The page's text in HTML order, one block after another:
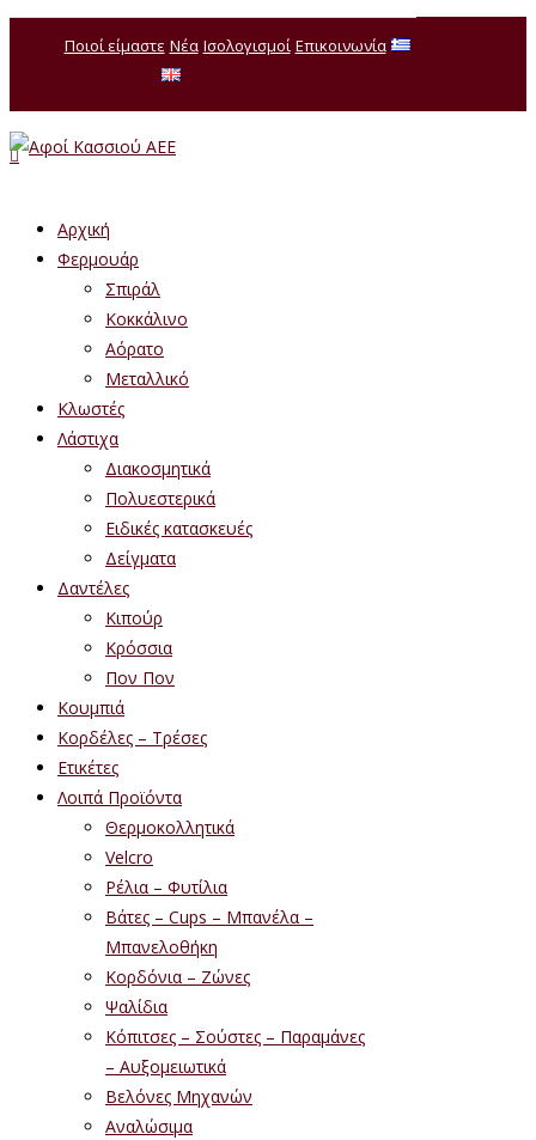
Ποιοί είμαστε Νέα Ισολογισμοί Επικοινωνία
Αρχική
Φερμουάρ
Σπιράλ
Κοκκάλινο
Αόρατο
Μεταλλικό
Κλωστές
Λάστιχα
Διακοσμητικά
Πολυεστερικά
Ειδικές κατασκευές
Δείγματα
Δαντέλες
Κιπούρ
Κρόσσια
Πον Πον
Κουμπιά
Κορδέλες – Τρέσες
Ετικέτες
Λοιπά Προϊόντα
Θερμοκολλητικά
Velcro
Ρέλια – Φυτίλια
Βάτες – Cups – Μπανέλα –
Μπανελοθήκη
Κορδόνια – Ζώνες
Ψαλίδια
Κόπιτσες – Σούστες – Παραμάνες
– Αυξομειωτικά
Βελόνες Μηχανών
Αναλώσιμα